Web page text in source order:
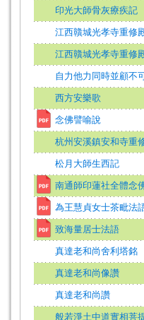
印光大師骨灰療疾記
江西贛城光孝寺重修
江西贛城光孝寺重修
自力他力同時並顧不
西方安樂歌
念佛譬喻說
杭州安溪鎮安和寺重
松月大師生西記
南通師印蓮社全體念
為王慧貞女士茶毗法
致海量居士法語
真達老和尚舍利塔銘
真達老和尚像讚
真達老和尚讚
般若淨土中道實相菩